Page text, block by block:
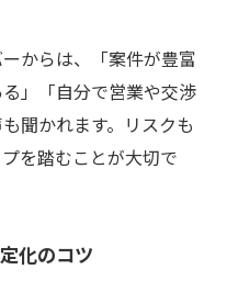
軽貨物案件の見極め
る収入最大化の工夫
からは、「案件が豊富
」「自分で営業や交渉
聞かれます。リスクも
を踏むことが大切で
化のコツ